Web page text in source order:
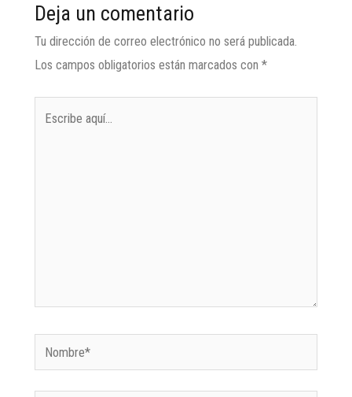
Deja un comentario
Tu dirección de correo electrónico no será publicada.
Los campos obligatorios están marcados con *